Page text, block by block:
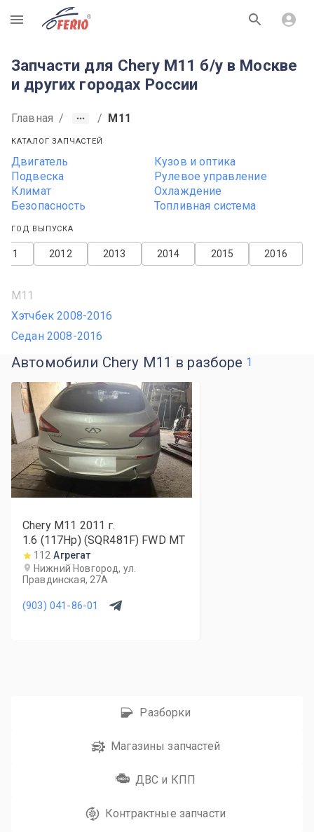
R
Запчасти для Chery M11 б/у в Москве
и других городах России
Главная / / M11
КАТАЛОГ ЗАПЧАСТЕЙ
Двигатель
Кузов и оптика
Подвеска
Рулевое управление
Климат
Охлаждение
Безопасность
Топливная система
ГОД ВЫПУСКА
2016
2015
2014
2013
2012
M11
Хэтчбек 2008-2016
Седан 2008-2016
Автомобили Chery M11 в разборе 1
Chery M11 2011 г.
1.6 (117Hp) (SQR481F) FWD MT
112 Агрегат
Нижний Новгород, ул.
Правдинская, 27А
(903) 041-86-01
Разборки
Магазины запчастей
ДВС и КПП
Контрактные запчасти